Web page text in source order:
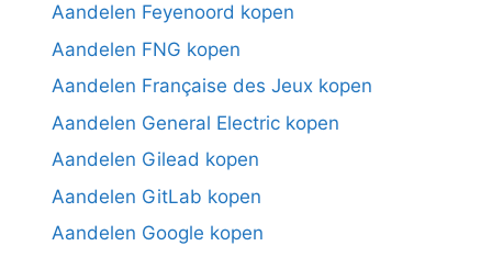
Aandelen Feyenoord kopen
Aandelen FNG kopen
Aandelen Française des Jeux kopen
Aandelen General Electric kopen
Aandelen Gilead kopen
Aandelen GitLab kopen
Aandelen Google kopen